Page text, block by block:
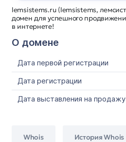
lemsistems.ru (lemsistems,
домен для успешного
в интернете!
О домене
Дата первой регистрации
Дата регистрации
Дата выставления на продажу
Whois История Whois